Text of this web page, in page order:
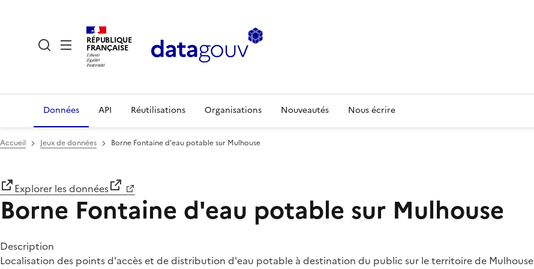
RÉPUBLIQUE
FRANÇAISE
Données API Réutilisations Organisations Nouveautés Nous écrire
Accueil Jeux de données Borne Fontaine d'eau potable sur Mulhouse
Explorer les données
Borne Fontaine d'eau potable sur Mulhouse
Description
Localisation des points d'accès et de distribution d'eau potable à destination du public sur le territoire de Mulhouse